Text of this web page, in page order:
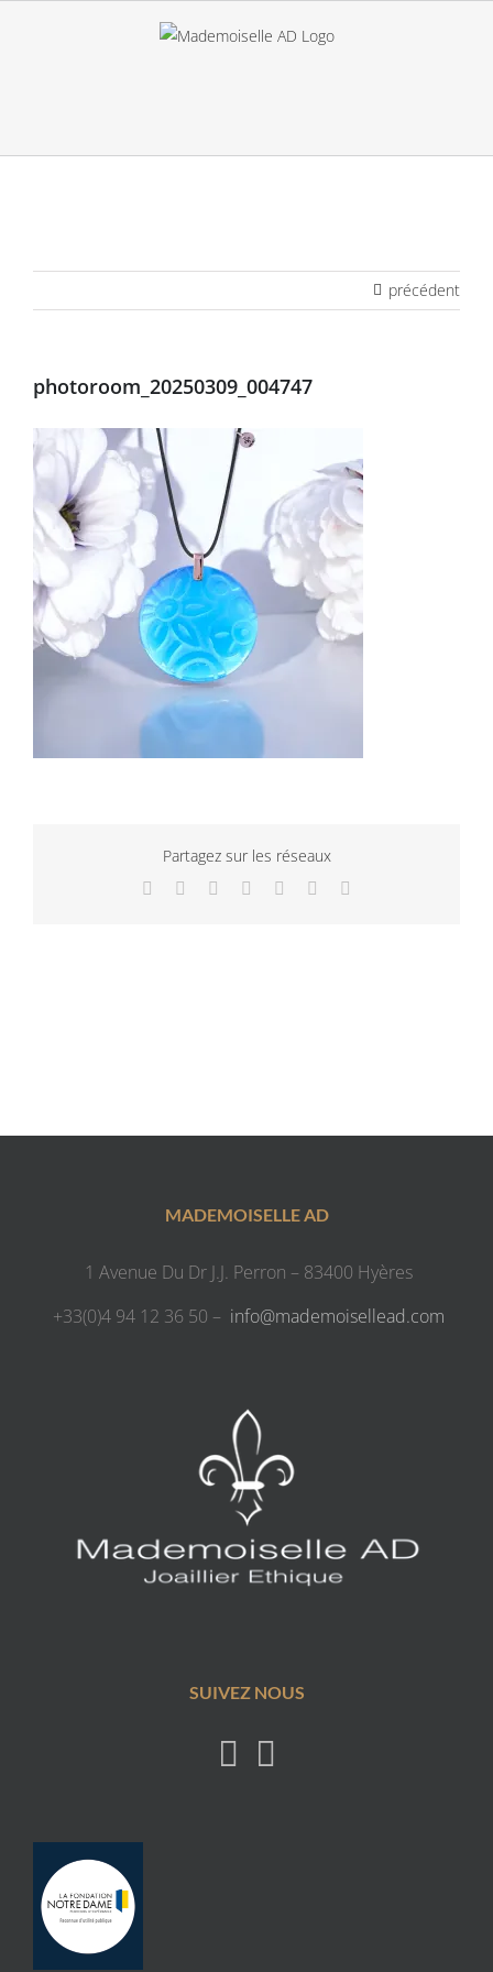
précédent
photoroom_20250309_004747
Partagez sur les réseaux
Facebook
TwitterLinkedInWhatsApp
TumblrPinterest
MADEMOISELLE AD
1 Avenue Du Dr J.J. Perron – 83400 Hyères
+33(0)4 94 12 36 50 – info@mademoisellead.com
SUIVEZ NOUS